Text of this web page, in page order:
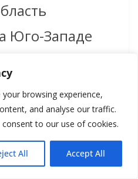
browsing experience,
and analyse our traffic.
to our use of cookies.
All Accept All
Юго-Западе